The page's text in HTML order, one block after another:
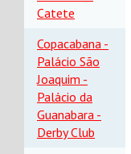
Catete
Copacabana -
Palácio São
Joaquim -
Palácio da
Guanabara -
Derby Club